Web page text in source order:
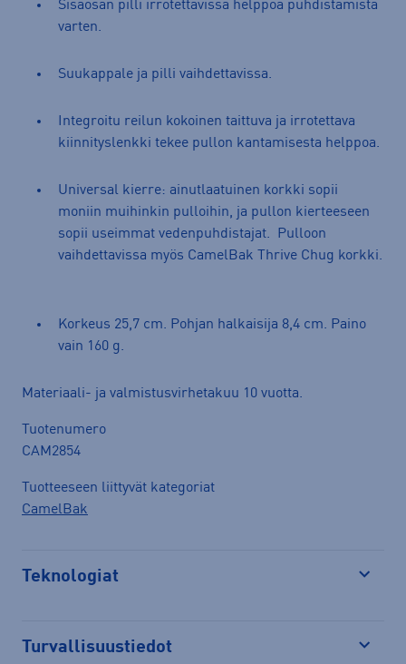
Sisäosan pilli irrotettavissa helppoa puhdistamista
varten.
Suukappale ja pilli vaihdettavissa.
Integroitu reilun kokoinen taittuva ja irrotettava
kiinnityslenkki tekee pullon kantamisesta helppoa.
Universal kierre: ainutlaatuinen korkki sopii
moniin muihinkin pulloihin, ja pullon kierteeseen
sopii useimmat vedenpuhdistajat. Pulloon
vaihdettavissa myös CamelBak Thrive Chug korkki.
Korkeus 25,7 cm. Pohjan halkaisija 8,4 cm. Paino
vain 160 g.
Materiaali- ja valmistusvirhetakuu 10 vuotta.
Tuotenumero
CAM2854
Tuotteeseen liittyvät kategoriat
CamelBak
Teknologiat
Turvallisuustiedot